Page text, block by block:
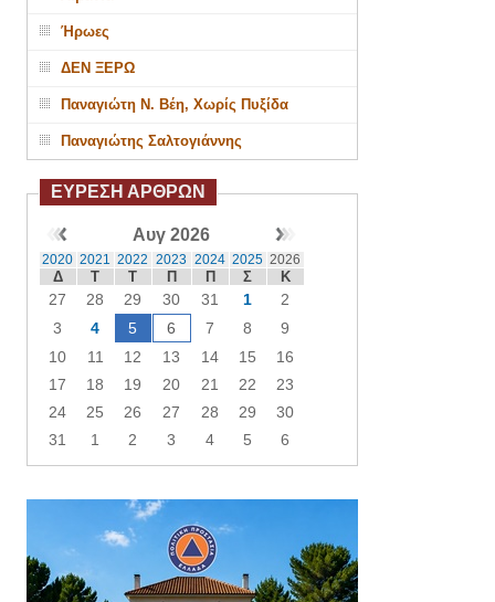
Ήρωες
ΔΕΝ ΞΕΡΩ
Παναγιώτη Ν. Βέη, Χωρίς Πυξίδα
Παναγιώτης Σαλτογιάννης
ΕΥΡΕΣΗ ΑΡΘΡΩΝ
Αυγ 2026
2020 2021 2022 2023 2024 2025 2026
Δ Τ Τ Π Π Σ Κ
27 28 29 30 31 1
2
3
4 5 6 7 8
9
10
11 12 13 14 15
16
17
18 19 20 21 22
23
24
25 26 27 28 29
30
31
1 2 3 4 5 6